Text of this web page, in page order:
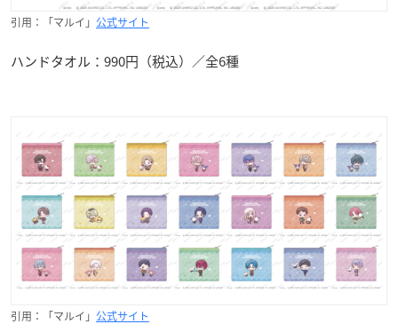
引用：「マルイ」 公式サイト
ハンドタオル：990円（税込）／全6種
引用：「マルイ」 公式サイト